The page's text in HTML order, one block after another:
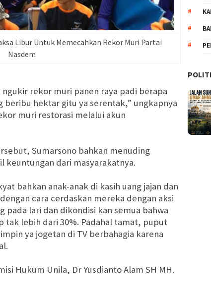
Libur Untuk Memecahkan Rekor Muri Partai
Nasdem
rekor muri panen raya padi berapa
beribu hektar gitu ya serentak,” ungkapnya
muri restorasi melalui akun
Sumarsono bahkan menuding
keuntungan dari masyarakatnya.
bahkan anak-anak di kasih uang jajan dan
cara cerdaskan mereka dengan aksi
pada lari dan dikondisi kan semua bahwa
tak lebih dari 30%. Padahal tamat, puput
ya jogetan di TV berbahagia karena
Hukum Unila, Dr Yusdianto Alam SH MH.